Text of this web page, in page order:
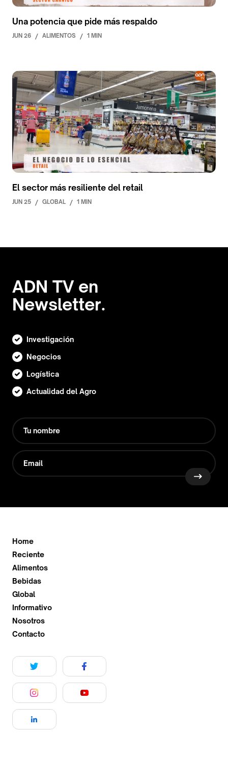
Una potencia que pide más respaldo
JUN 26 / ALIMENTOS / 1 MIN
El sector más resiliente del retail
JUN 25 / GLOBAL / 1 MIN
ADN TV en
Newsletter.
Investigación
Negocios
Logística
Actualidad del Agro
Home
Reciente
Alimentos
Bebidas
Global
Informativo
Nosotros
Contacto